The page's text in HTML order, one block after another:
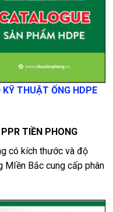
KỸ THUẬT ỐNG HDPE
TIỀN PHONG
có kích thước và độ
MIền Bắc cung cấp phân